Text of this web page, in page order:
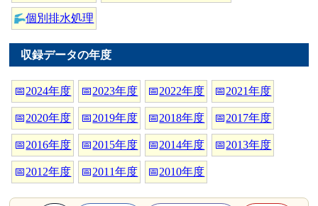
個別排水処理
収録データの年度
📅2024年度 📅2023年度 📅2022年度 📅2021年度
📅2020年度 📅2019年度 📅2018年度 📅2017年度
📅2016年度 📅2015年度 📅2014年度 📅2013年度
📅2012年度 📅2011年度 📅2010年度